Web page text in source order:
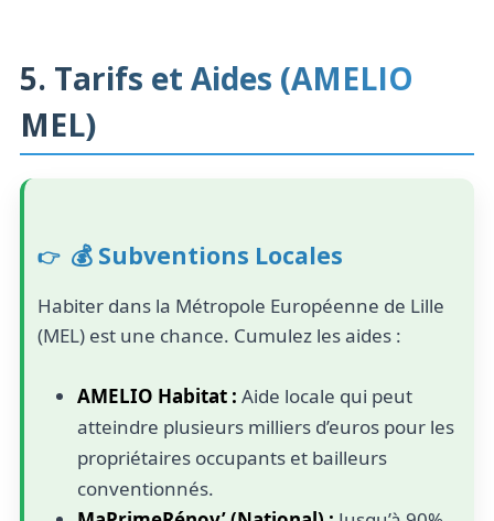
5. Tarifs et Aides (AMELIO
MEL)
💰 Subventions Locales
Habiter dans la Métropole Européenne de Lille
(MEL) est une chance. Cumulez les aides :
AMELIO Habitat : Aide locale qui peut
atteindre plusieurs milliers d’euros pour les
propriétaires occupants et bailleurs
conventionnés.